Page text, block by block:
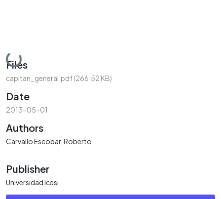
Loading...
Files
capitan_general.pdf(266.52 KB)
Date
2013-05-01
Authors
Carvallo Escobar, Roberto
Publisher
Universidad Icesi